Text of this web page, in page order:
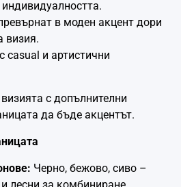
в моден акцент дори
визия.
casual и артистични
с допълнителни
да бъде акцентът.
Черно, бежово, сиво –
лесни за комбиниране.